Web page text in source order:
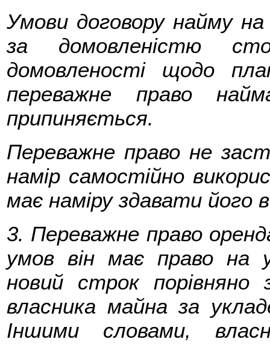
Умови договору найму
за домовленістю
домовленості щодо
переважне право
припиняється.
Переважне право не
намір самостійно
має наміру здавати його
3. Переважне право
умов він має право на
новий строк
власника майна за
Іншими словами,